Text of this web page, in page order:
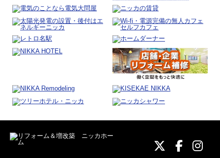
ニッカ
ニッニ